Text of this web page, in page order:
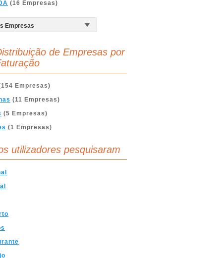
(16 Empresas)
de Empresas por
Empresas)
(11 Empresas)
(5 Empresas)
(1 Empresas)
utilizadores pesquisaram